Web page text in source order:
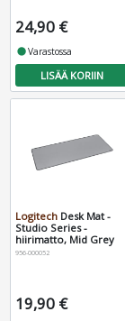
24,90 €
fiber_manual_recordVarastossa
LISÄÄ KORIIN
Logitech Desk Mat -
Studio Series -
hiirimatto, Mid Grey
956-000052
19,90 €